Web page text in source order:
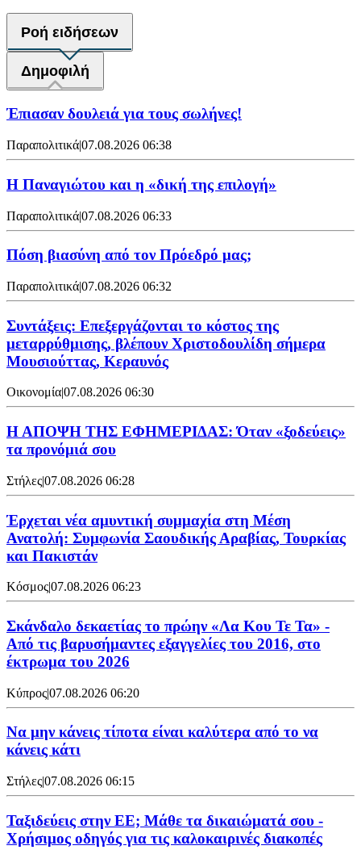
Ροή ειδήσεων
Δημοφιλή
Έπιασαν δουλειά για τους σωλήνες!
Παραπολιτικά|07.08.2026 06:38
Η Παναγιώτου και η «δική της επιλογή»
Παραπολιτικά|07.08.2026 06:33
Πόση βιασύνη από τον Πρόεδρό μας;
Παραπολιτικά|07.08.2026 06:32
Συντάξεις: Επεξεργάζονται το κόστος της
μεταρρύθμισης, βλέπουν Χριστοδουλίδη σήμερα
Μουσιούττας, Κεραυνός
Οικονομία|07.08.2026 06:30
Η ΑΠΟΨΗ ΤΗΣ ΕΦΗΜΕΡΙΔΑΣ: Όταν «ξοδεύεις»
τα προνόμιά σου
Στήλες|07.08.2026 06:28
Έρχεται νέα αμυντική συμμαχία στη Μέση
Ανατολή: Συμφωνία Σαουδικής Αραβίας, Τουρκίας
και Πακιστάν
Κόσμος|07.08.2026 06:23
Σκάνδαλο δεκαετίας το πρώην «Λα Κου Τε Τα» -
Από τις βαρυσήμαντες εξαγγελίες του 2016, στο
έκτρωμα του 2026
Κύπρος|07.08.2026 06:20
Να μην κάνεις τίποτα είναι καλύτερα από το να
κάνεις κάτι
Στήλες|07.08.2026 06:15
Ταξιδεύεις στην ΕΕ; Μάθε τα δικαιώματά σου -
Χρήσιμος οδηγός για τις καλοκαιρινές διακοπές